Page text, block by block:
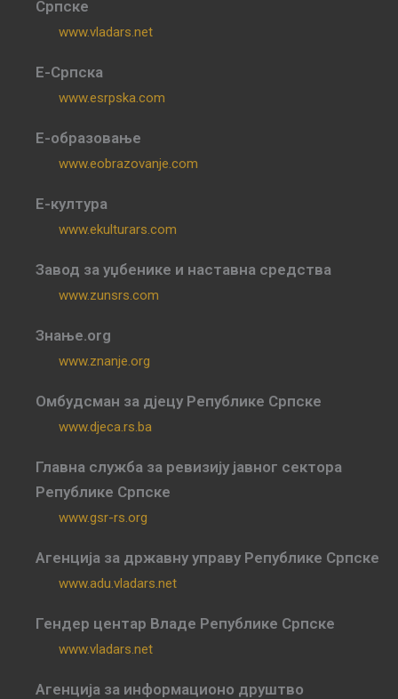
Српске
www.vladars.net
Е-Српска
www.esrpska.com
Е-образовање
www.eobrazovanje.com
Е-култура
www.ekulturars.com
Завод за уџбенике и наставна средства
www.zunsrs.com
Знање.org
www.znanje.org
Омбудсман за дјецу Републике Српске
www.djeca.rs.ba
Главна служба за ревизију јавног сектора
Републике Српске
www.gsr-rs.org
Агенција за државну управу Републике Српске
www.adu.vladars.net
Гендер центар Владе Републике Српске
www.vladars.net
Агенција за информационо друштво